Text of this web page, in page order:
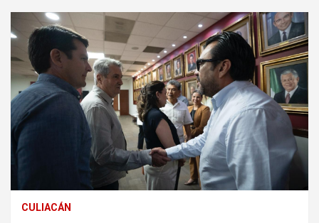
CULIACÁN